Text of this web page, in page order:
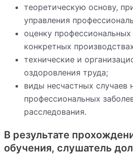
теоретическую основу,
управления
оценку профессиональных
конкретных
технические и
оздоровления труда;
виды несчастных случаев
профессиональных
расследования.
В результате
обучения, слушатель